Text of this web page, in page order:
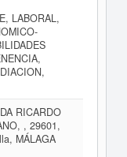
LABORAL,
RICARDO
, 29601,
MÁLAGA